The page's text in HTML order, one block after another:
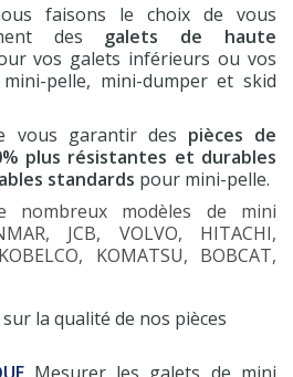
faisons le choix de vous
des galets de haute
vos galets inférieurs ou vos
pelle, mini-dumper et skid
vous garantir des pièces de
plus résistantes et durables
standards pour mini-pelle.
nombreux modèles de mini
JCB, VOLVO, HITACHI,
KOMATSU, BOBCAT,
sur la qualité de nos pièces